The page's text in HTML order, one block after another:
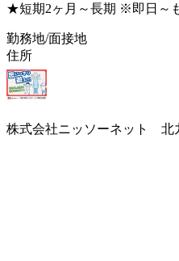
★短期2ヶ月～長期 ※即日～
勤務地/面接地
住所
株式会社ニッソーネット 北